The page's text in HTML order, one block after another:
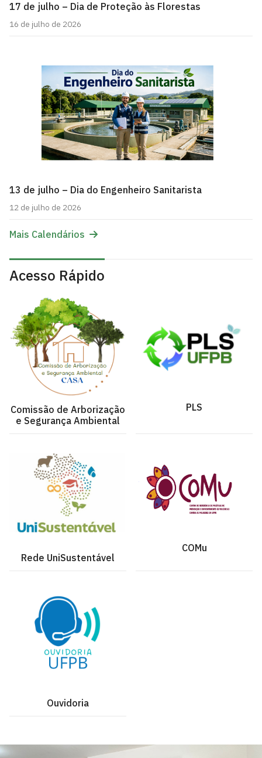
17 de julho – Dia de Proteção às Florestas
16 de julho de 2026
13 de julho – Dia do Engenheiro Sanitarista
12 de julho de 2026
Mais Calendários
Acesso Rápido
Comissão de Arborização
e Segurança Ambiental
PLS
Rede UniSustentável
COMu
Ouvidoria